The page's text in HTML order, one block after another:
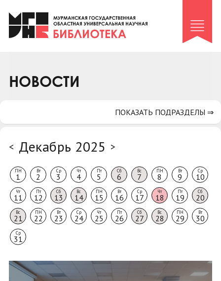
Клуб «Гиря и сельдерей»
Клуб «Семейный архив»
Коллегам
НОВОСТИ
< Декабрь 2025 >
ПН
1
Вт
2
Ср
3
Чт
4
Пт
5
Сб
6
Вс
7
ПН
8
Вт
9
Ср
10
Чт
11
Пт
12
Сб
13
Вс
14
ПН
15
Вт
16
Ср
17
Чт
18
Пт
19
Сб
20
Вс
21
ПН
22
Вт
23
Ср
24
Чт
25
Пт
26
Сб
27
Вс
28
ПН
29
Вт
30
Ср
31
ПОКАЗАТЬ ПОДРАЗДЕЛЫ ⇒